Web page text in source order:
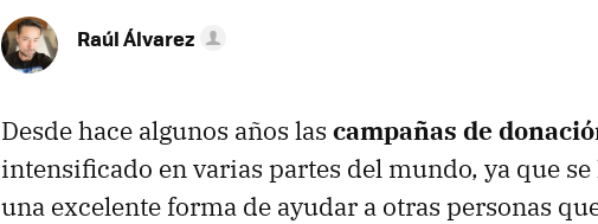
Raúl Álvarez
Desde hace algunos años las campañas de
intensificado en varias partes del mundo, ya que
una excelente forma de ayudar a otras personas